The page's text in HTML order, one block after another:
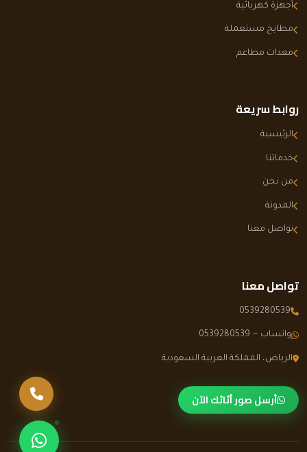
أجهزة كهربائية
مطابخ مستعملة
معدات مطاعم
روابط سريعة
الرئيسية
خدماتنا
من نحن
المدونة
تواصل معنا
تواصل معنا
0539280539
واتساب — 0539280539
الرياض، المملكة العربية السعودية
أرسل صور أثاثك الآن
تواصل عبر
اتصل بنا